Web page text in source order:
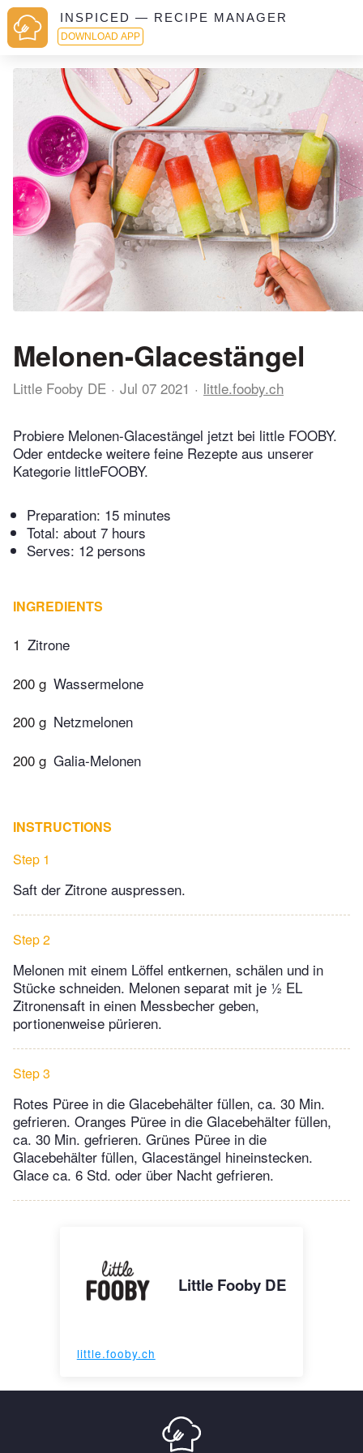
INSPICED — RECIPE MANAGER
DOWNLOAD APP
Melonen-Glacestängel
Little Fooby DE Jul 07 2021 little.fooby.ch
Probiere Melonen-Glacestängel jetzt bei little FOOBY.
Oder entdecke weitere feine Rezepte aus unserer
Kategorie littleFOOBY.
Preparation: 15 minutes
Total: about 7 hours
Serves: 12 persons
INGREDIENTS
1 Zitrone
200 g Wassermelone
200 g Netzmelonen
200 g Galia-Melonen
INSTRUCTIONS
Step 1
Saft der Zitrone auspressen.
Step 2
Melonen mit einem Löffel entkernen, schälen und in
Stücke schneiden. Melonen separat mit je ½ EL
Zitronensaft in einen Messbecher geben,
portionenweise pürieren.
Step 3
Rotes Püree in die Glacebehälter füllen, ca. 30 Min.
gefrieren. Oranges Püree in die Glacebehälter füllen,
ca. 30 Min. gefrieren. Grünes Püree in die
Glacebehälter füllen, Glacestängel hineinstecken.
Glace ca. 6 Std. oder über Nacht gefrieren.
Little Fooby DE
little.fooby.ch